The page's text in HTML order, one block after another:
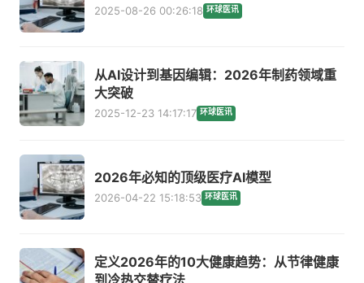
2025-08-26 00:26:18 环球医讯
从AI设计到基因编辑：2026年制药领域重
大突破
2025-12-23 14:17:17 环球医讯
2026年必知的顶级医疗AI模型
2026-04-22 15:18:53 环球医讯
定义2026年的10大健康趋势：从节律健康
到冷热交替疗法